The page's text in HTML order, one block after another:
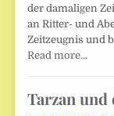
der damaligen
an Ritter- und
Zeitzeugnis und
Read more…
Tarzan und